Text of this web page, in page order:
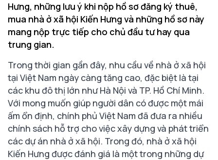
Hưng, những lưu ý khi nộp hồ sơ đăng ký thuê,
mua nhà ở xã hội Kiến Hưng và những hồ sơ này
mang nộp trực tiếp cho chủ đầu tư hay qua
trung gian.
Trong thời gian gần đây, nhu cầu về nhà ở xã hội
tại Việt Nam ngày càng tăng cao, đặc biệt là tại
các khu đô thị lớn như Hà Nội và TP. Hồ Chí Minh.
Với mong muốn giúp người dân có được một mái
ấm ổn định, chính phủ Việt Nam đã đưa ra nhiều
chính sách hỗ trợ cho việc xây dựng và phát triển
các dự án nhà ở xã hội. Trong đó, nhà ở xã hội
Kiến Hưng được đánh giá là một trong những dự